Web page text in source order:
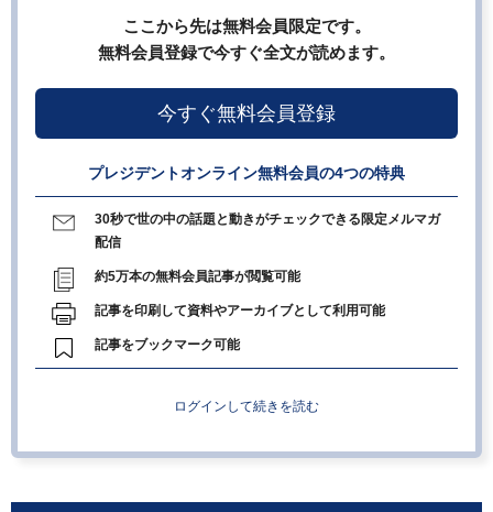
ここから先は無料会員限定です。
無料会員登録で今すぐ全文が読めます。
今すぐ無料会員登録
プレジデントオンライン無料会員の4つの特典
30秒で世の中の話題と動きがチェックできる限定メルマガ
配信
約5万本の無料会員記事が閲覧可能
記事を印刷して資料やアーカイブとして利用可能
記事をブックマーク可能
ログインして続きを読む